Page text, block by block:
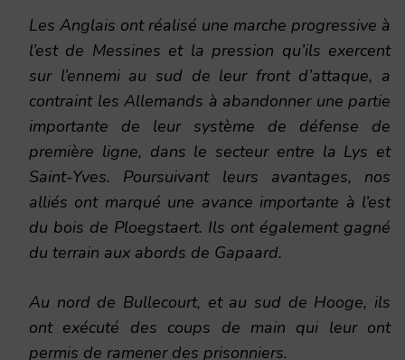
Les Anglais ont réalisé une marche progressive à
l’est de Messines et la pression qu’ils exercent
sur l’ennemi au sud de leur front d’attaque, a
contraint les Allemands à abandonner une partie
importante de leur système de défense de
première ligne, dans le secteur entre la Lys et
Saint-Yves. Poursuivant leurs avantages, nos
alliés ont marqué une avance importante à l’est
du bois de Ploegstaert. Ils ont également gagné
du terrain aux abords de Gapaard.
Au nord de Bullecourt, et au sud de Hooge, ils
ont exécuté des coups de main qui leur ont
permis de ramener des prisonniers.